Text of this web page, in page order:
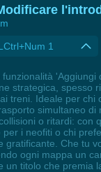
1
funzionalità
strategica, spesso
treni. Ideale per
simultaneo
o ritardi: con
i neofiti o chi
gratificante. Che tu
ogni mappa un
un titolo che premia